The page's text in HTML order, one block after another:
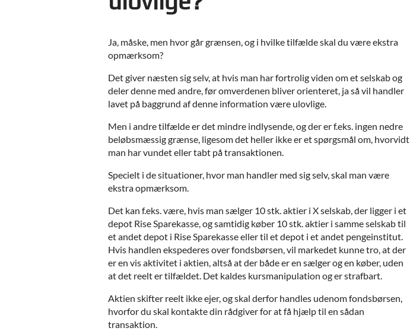
Ja, måske, men hvor går grænsen, og i hvilke tilfælde skal du være ekstra
opmærksom?
Det giver næsten sig selv, at hvis man har fortrolig viden om et selskab og
deler denne med andre, før omverdenen bliver orienteret, ja så vil handler
lavet på baggrund af denne information være ulovlige.
Men i andre tilfælde er det mindre indlysende, og der er f.eks. ingen nedre
beløbsmæssig grænse, ligesom det heller ikke er et spørgsmål om, hvorvidt
man har vundet eller tabt på transaktionen.
Specielt i de situationer, hvor man handler med sig selv, skal man være
ekstra opmærksom.
Det kan f.eks. være, hvis man sælger 10 stk. aktier i X selskab, der ligger i et
depot Rise Sparekasse, og samtidig køber 10 stk. aktier i samme selskab til
et andet depot i Rise Sparekasse eller til et depot i et andet pengeinstitut.
Hvis handlen ekspederes over fondsbørsen, vil markedet kunne tro, at der
er en vis aktivitet i aktien, altså at der både er en sælger og en køber, uden
at det reelt er tilfældet. Det kaldes kursmanipulation og er strafbart.
Aktien skifter reelt ikke ejer, og skal derfor handles udenom fondsbørsen,
hvorfor du skal kontakte din rådgiver for at få hjælp til en sådan
transaktion.